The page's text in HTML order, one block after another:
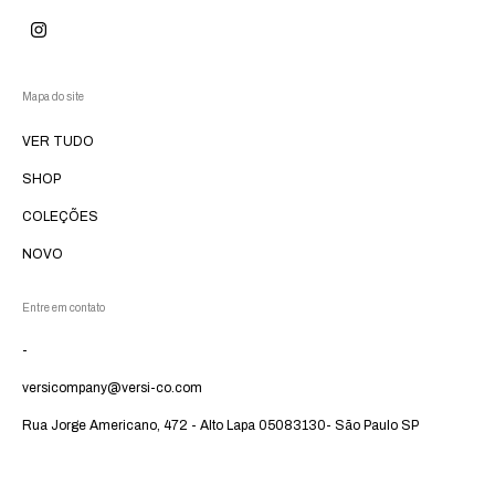
Mapa do site
VER TUDO
SHOP
COLEÇÕES
NOVO
Entre em contato
-
versicompany@versi-co.com
Rua Jorge Americano, 472 - Alto Lapa 05083130- São Paulo SP